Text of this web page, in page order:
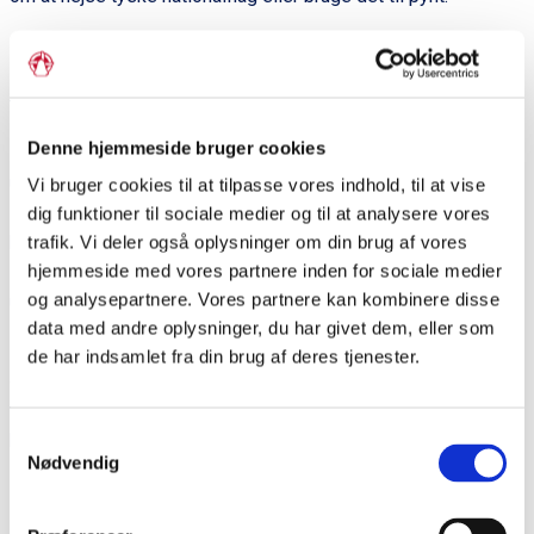
Denne hjemmeside bruger cookies
Vi bruger cookies til at tilpasse vores indhold, til at vise
dig funktioner til sociale medier og til at analysere vores
trafik. Vi deler også oplysninger om din brug af vores
hjemmeside med vores partnere inden for sociale medier
og analysepartnere. Vores partnere kan kombinere disse
data med andre oplysninger, du har givet dem, eller som
de har indsamlet fra din brug af deres tjenester.
Nødvendig
Hjemme ved mig pynter vi derfor op med Dannebrog, selvom
ingen andre i min familie end mig og min bror har en
Her må jeg hellere lige stoppe op – for den information
undrede dig måske? En kort forklaring er at mine forældre,
som er pæretyske, tog en aktiv beslutning om at sende min
bror og jeg i dansk børnehave og senere skole, da de kunne
se en masse fordele i det. Noget der faktisk ikke er helt
ualmindeligt, der hvor jeg kommer fra.
Min mor, som altså selv har flertalstysk baggrund, synes at
flag at pynte op med: “
En anden sjov forskel jeg lagde mærke til da jeg flyttede til
Danmark var, hvordan folk ønsker tillykke til fødselsdage.